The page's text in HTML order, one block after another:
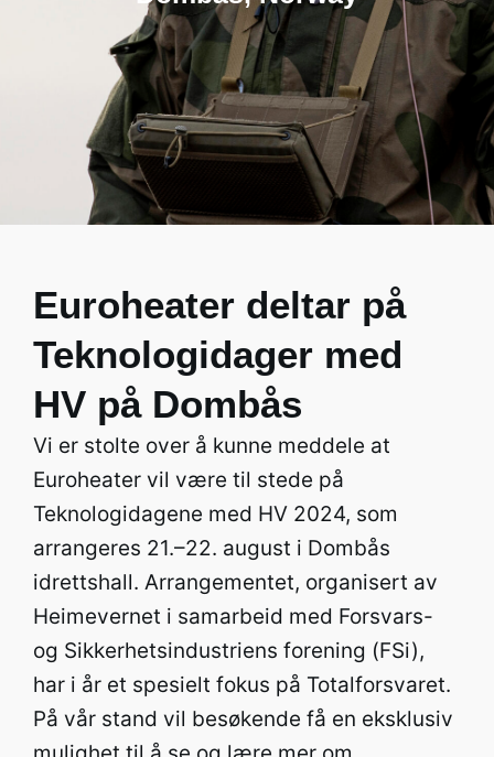
Euroheater deltar på
Teknologidager med
HV på Dombås
Vi er stolte over å kunne meddele at
Euroheater vil være til stede på
Teknologidagene med HV 2024, som
arrangeres 21.–22. august i Dombås
idrettshall. Arrangementet, organisert av
Heimevernet i samarbeid med Forsvars-
og Sikkerhetsindustriens forening (FSi),
har i år et spesielt fokus på Totalforsvaret.
På vår stand vil besøkende få en eksklusiv